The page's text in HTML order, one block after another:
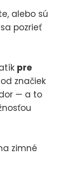
alebo sú
pozrieť
pre
značiek
— a to
zimné